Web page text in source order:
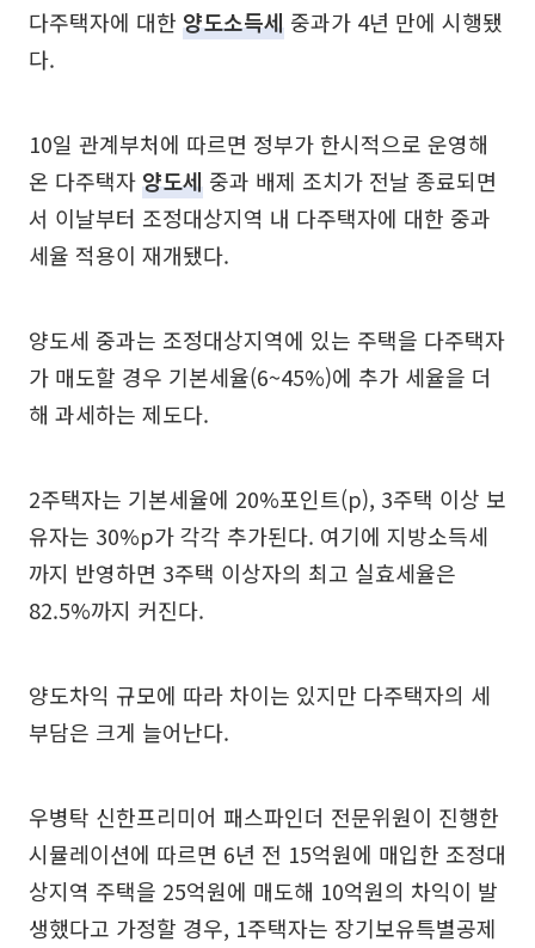
다주택자에 대한 양도소득세 중과가 4년 만에 시행됐
다.
10일 관계부처에 따르면 정부가 한시적으로 운영해
온 다주택자양도세 중과 배제 조치가 전날 종료되면
서 이날부터 조정대상지역 내 다주택자에 대한 중과
세율 적용이 재개됐다.
양도세 중과는 조정대상지역에 있는 주택을 다주택자
가 매도할 경우 기본세율(6~45%)에 추가 세율을 더
해 과세하는 제도다.
2주택자는 기본세율에 20%포인트(p), 3주택 이상 보
유자는 30%p가 각각 추가된다. 여기에 지방소득세
까지 반영하면 3주택 이상자의 최고 실효세율은
82.5%까지 커진다.
양도차익 규모에 따라 차이는 있지만 다주택자의 세
부담은 크게 늘어난다.
우병탁 신한프리미어 패스파인더 전문위원이 진행한
시뮬레이션에 따르면 6년 전 15억원에 매입한 조정대
상지역 주택을 25억원에 매도해 10억원의 차익이 발
생했다고 가정할 경우, 1주택자는 장기보유특별공제